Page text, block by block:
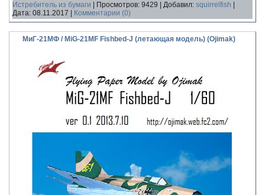
Истребитель из бумаги Просмотров: 9429 Добавил: squirrelfish
Дата: 08.11.2017 Комментарии (0)
МиГ-21МФ / MiG-21MF Fishbed-J (летающая модель) (Ojimak)